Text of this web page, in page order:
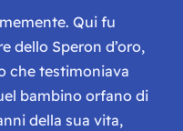
Qui fu
dello Speron d’oro,
che testimoniava
bambino orfano di
della sua vita,